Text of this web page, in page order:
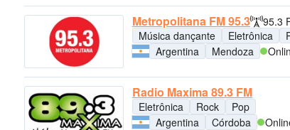
Metropolitana FM 95.3
95.3
Música dançante
Eletrônica
Argentina
Mendoza
Radio Maxima 89.3 FM
Eletrônica Rock
Pop
Argentina
Córdoba